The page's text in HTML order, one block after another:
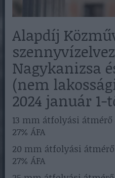
Alapdíj
Nagykanizsa
(nem
2024 január 1-
13 mm átfolyási átmérő
27% ÁFA
20 mm átfolyási
27% ÁFA